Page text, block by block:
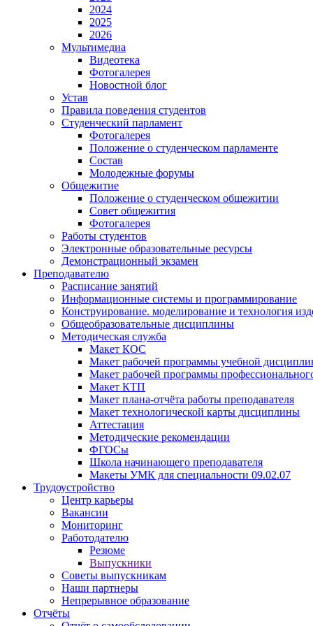
2024
2025
2026
Мультимедиа
Видеотека
Фотогалерея
Новостной блог
Устав
Правила поведения студентов
Студенческий парламент
Фотогалерея
Положение о студенческом парламенте
Состав
Молодежные форумы
Общежитие
Положение о студенческом общежитии
Совет общежития
Фотогалерея
Работы студентов
Электронные образовательные ресурсы
Демонстрационный экзамен
Преподавателю
Расписание занятий
Информационные системы и программирование
Конструирование. моделирование и технология
Общеобразовательные дисциплины
Методическая служба
Макет КОС
Макет рабочей программы учебной
Макет рабочей программы
Макет КТП
Макет плана-отчёта работы преподавателя
Макет технологической карты дисциплины
Аттестация
Методические рекомендации
ФГОСы
Школа начинающего преподавателя
Макеты УМК для специальности 09.02.07
Трудоустройство
Центр карьеры
Вакансии
Мониторинг
Работодателю
Резюме
Выпускники
Советы выпускникам
Наши партнеры
Непрерывное образование
Отчёты